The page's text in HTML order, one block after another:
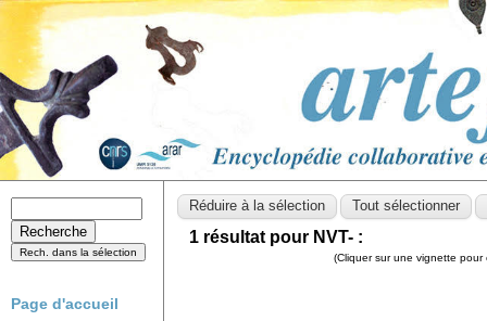
Page d'accueil
1 résultat pour NVT- :
(Cliquer sur une vignette